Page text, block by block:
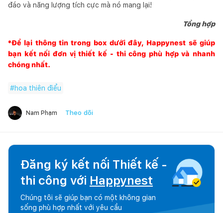
đáo và năng lượng tích cực mà nó mang lại!
Tổng hợp
*Để lại thông tin trong box dưới đây, Happynest sẽ giúp
bạn kết nối đơn vị thiết kế - thi công phù hợp và nhanh
chóng nhất.
#hoa thiên điểu
Nam Phạm Theo dõi
Đăng ký kết nối Thiết kế -
thi công với Happynest
Chúng tôi sẽ giúp bạn có một không gian
sống phù hợp nhất với yêu cầu